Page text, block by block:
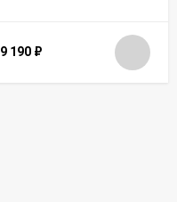
9 190 ₽